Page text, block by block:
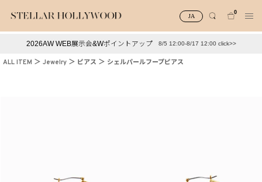
JA
0
2026AW WEB展示会&Wポイントアップ 8/5 12:00-8/17 12:00 click>>
ALL ITEM Jewelry ピアス シェルパールフープピアス